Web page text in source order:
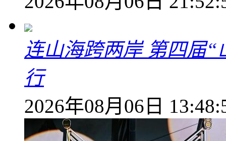
连山海跨两岸 第四届
行
2026年08月06日